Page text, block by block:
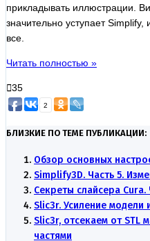
прикладывать иллюстрации.
значительно уступает
все.
Читать полностью »
35
2
БЛИЗКИЕ ПО ТЕМЕ ПУБЛИКАЦИИ:
Обзор основных
Simplify3D. Часть 5.
Секреты слайсера Cura.
Slic3r. Усиление
Slic3r, отсекаем от STL
частями